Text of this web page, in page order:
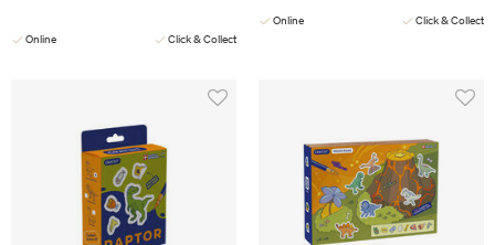
Online Click & Collect
Online Click & Collect